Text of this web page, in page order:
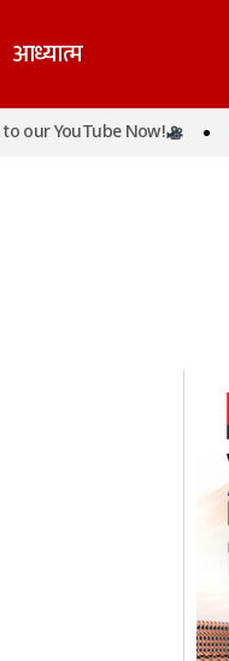
आध्यात्म
YouTube Now!